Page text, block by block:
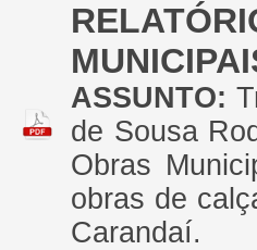
ASSUNTO:
de Sousa
Obras
obras de
Carandaí.